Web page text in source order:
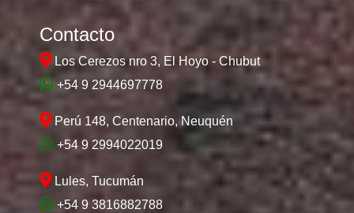
Contacto
Los Cerezos nro 3, El Hoyo - Chubut
+54 9 2944697778
Perú 148, Centenario, Neuquén
+54 9 2994022019
Lules, Tucumán
+54 9 3816882788